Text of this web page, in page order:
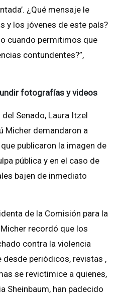
¿Qué mensaje le
y los jóvenes de este país?
cuando permitimos que
contundentes?”,
fotografías y videos
Senado, Laura Itzel
Micher demandaron a
publicaron la imagen de
pública y en el caso de
bajen de inmediato
de la Comisión para la
recordó que los
contra la violencia
desde periódicos, revistas ,
se revictimice a quienes,
Sheinbaum, han padecido